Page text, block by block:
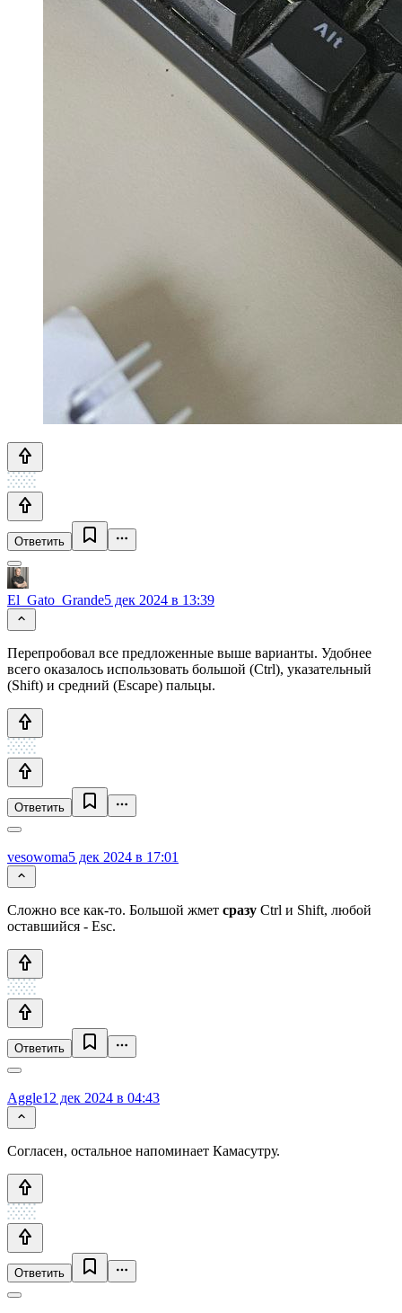
Ответить
El_Gato_Grande5 дек 2024 в 13:39
Перепробовал все предложенные выше варианты. Удобнее
всего оказалось использовать большой (Ctrl), указательный
(Shift) и средний (Escape) пальцы.
Ответить
vesowoma5 дек 2024 в 17:01
Сложно все как-то. Большой жмет сразу Ctrl и Shift, любой
оставшийся - Esc.
Ответить
Aggle12 дек 2024 в 04:43
Согласен, остальное напоминает Камасутру.
Ответить